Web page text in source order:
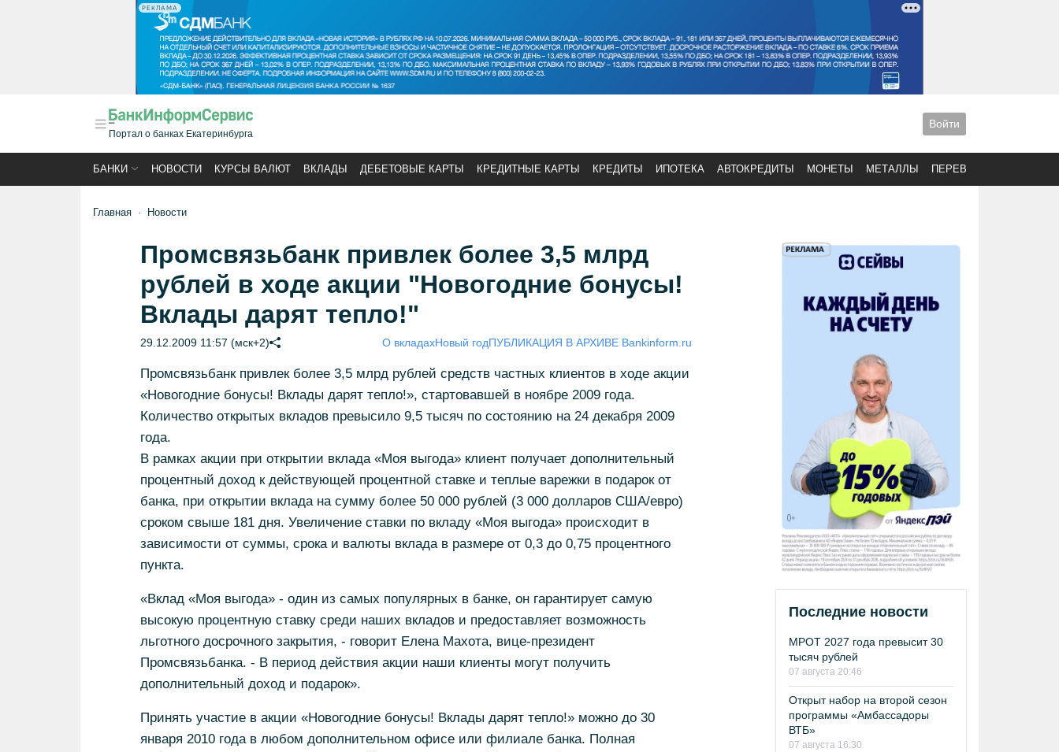
РЕКЛАМА
Портал о банках Екатеринбурга
Войти
БАНКИ НОВОСТИ КУРСЫ ВАЛЮТ ВКЛАДЫ ДЕБЕТОВЫЕ КАРТЫ КРЕДИТНЫЕ КАРТЫ КРЕДИТЫ ИПОТЕКА АВТОКРЕДИТЫ МОНЕТЫ МЕТАЛЛЫ ПЕРЕВОДЫ
Главная Новости
Промсвязьбанк привлек более 3,5 млрд
рублей в ходе акции "Новогодние бонусы!
Вклады дарят тепло!"
29.12.2009 11:57 (мск+2) О вкладахНовый годПУБЛИКАЦИЯ В АРХИВЕ Bankinform.ru
Промсвязьбанк привлек более 3,5 млрд рублей средств частных клиентов в ходе акции
«Новогодние бонусы! Вклады дарят тепло!», стартовавшей в ноябре 2009 года.
Количество открытых вкладов превысило 9,5 тысяч по состоянию на 24 декабря 2009
года.
В рамках акции при открытии вклада «Моя выгода» клиент получает дополнительный
процентный доход к действующей процентной ставке и теплые варежки в подарок от
банка, при открытии вклада на сумму более 50 000 рублей (3 000 долларов США/евро)
сроком свыше 181 дня. Увеличение ставки по вкладу «Моя выгода» происходит в
зависимости от суммы, срока и валюты вклада в размере от 0,3 до 0,75 процентного
пункта.
«Вклад «Моя выгода» - один из самых популярных в банке, он гарантирует самую
высокую процентную ставку среди наших вкладов и предоставляет возможность
льготного досрочного закрытия, - говорит Елена Махота, вице-президент
Промсвязьбанка. - В период действия акции наши клиенты могут получить
дополнительный доход и подарок».
Принять участие в акции «Новогодние бонусы! Вклады дарят тепло!» можно до 30
января 2010 года в любом дополнительном офисе или филиале банка. Полная
Последние новости
МРОТ 2027 года превысит 30
тысяч рублей
07 августа 20:46
Открыт набор на второй сезон
программы «Амбассадоры
ВТБ»
07 августа 16:30